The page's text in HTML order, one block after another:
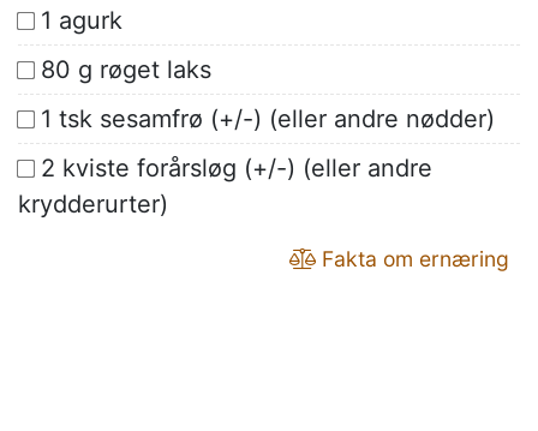
1 agurk
80 g røget laks
1 tsk sesamfrø (+/-) (eller andre nødder)
2 kviste forårsløg (+/-) (eller andre
krydderurter)
Fakta om ernæring